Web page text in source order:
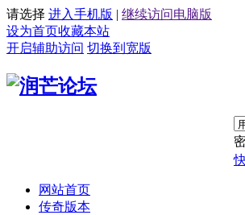
请选择 进入手机版 | 继续访问电脑版
设为首页收藏本站
开启辅助访问 切换到宽版
网站首页
传奇版本